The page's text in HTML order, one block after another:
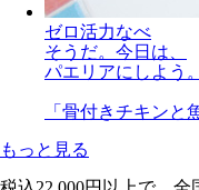
ゼロ活力なべ
そうだ。今日は、
パエリアにしよう。
「骨付きチキンと
もっと見る